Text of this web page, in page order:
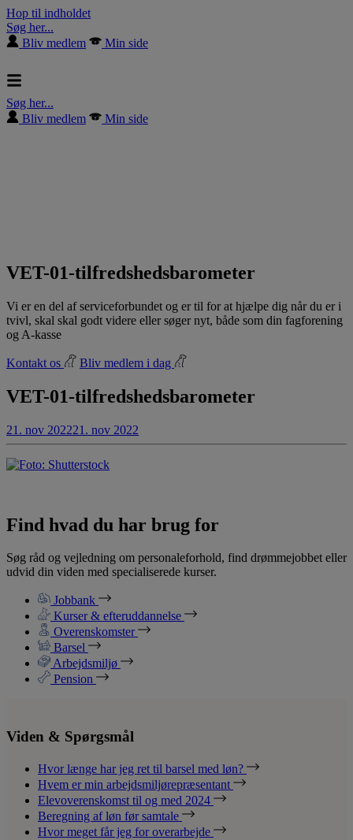
Hop til indholdet
Søg her...
Bliv medlem
Min side
Søg her...
Bliv medlem
Min side
VET-01-tilfredshedsbarometer
Vi er en del af serviceforbundet og er til for at hjælpe dig når du er i
tvivl, skal skal godt videre eller søger nyt, både som din fagforening
og A-kasse
Kontakt os Bliv medlem i dag
VET-01-tilfredshedsbarometer
21. nov 202221. nov 2022
Find hvad du har brug for
Søg råd og vejledning om personaleforhold, find drømmejobbet eller
udvid din viden med specialiserede kurser.
Jobbank
Kurser & efteruddannelse
Overenskomster
Barsel
Arbejdsmiljø
Pension
Viden & Spørgsmål
Hvor længe har jeg ret til barsel med løn?
Hvem er min arbejdsmiljørepræsentant
Elevoverenskomst til og med 2024
Beregning af løn før samtale
Hvor meget får jeg for overarbejde